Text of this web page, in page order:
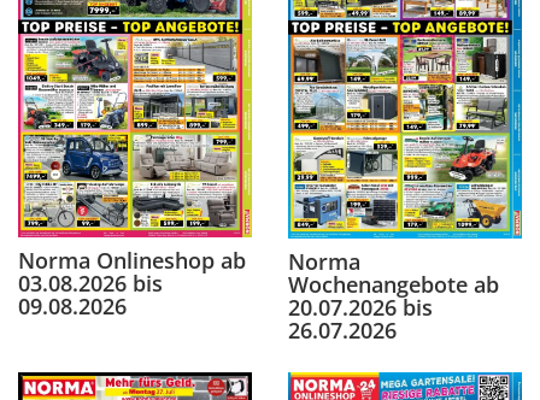
Norma Onlineshop ab
03.08.2026 bis
09.08.2026
Norma
Wochenangebote ab
20.07.2026 bis
26.07.2026